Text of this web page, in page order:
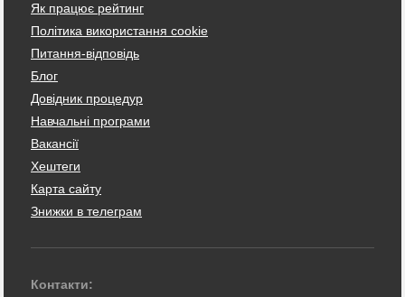
Як працює рейтинг
Політика використання cookie
Питання-відповідь
Блог
Довідник процедур
Навчальні програми
Вакансії
Хештеги
Карта сайту
Знижки в телеграм
Контакти: